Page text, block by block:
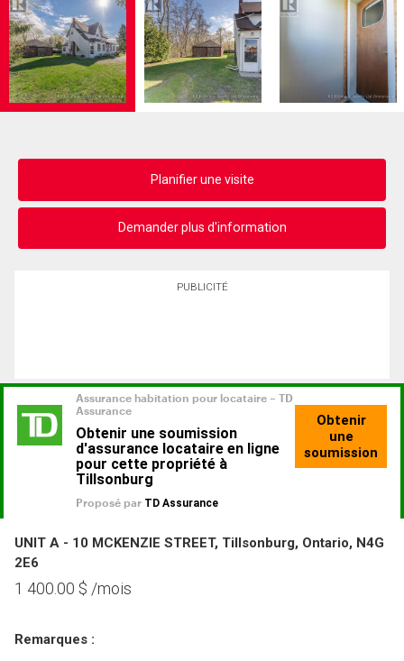
Planifier une visite
Demander plus d'information
PUBLICITÉ
UNIT A - 10 MCKENZIE STREET, Tillsonburg, Ontario, N4G
2E6
1 400.00 $ /mois
Remarques :